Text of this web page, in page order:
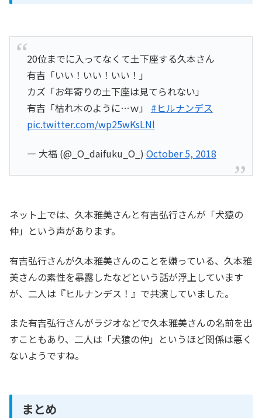
20位までに入ってなくて土下座する久本さん
有吉「いい！いい！いい！」
カズ「お年寄りの土下座は見てられない」
有吉「枯れ木のように…ｗ」 #ヒルナンデス
pic.twitter.com/wp25wKsLNl
— 大福 (@_O_daifuku_O_) October 5, 2018
ネット上では、久本雅美さんと有吉弘行さんが「犬猿の
仲」という声があります。
有吉弘行さんが久本雅美さんのことを嫌っている、久本雅
美さんの素性を暴露したなどという話が浮上しています
が、二人は『ヒルナンデス！』で共演していました。
また有吉弘行さんがラジオなどで久本雅美さんの名前を出
すこともあり、二人は「犬猿の仲」というほど関係は悪く
ないようですね。
まとめ